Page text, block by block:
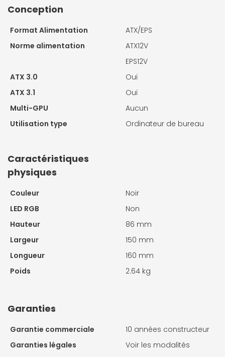
Conception
Format Alimentation
ATX/EPS
Norme alimentation
ATX12V
EPS12V
ATX 3.0
Oui
ATX 3.1
Oui
Multi-GPU
Aucun
Utilisation type
Ordinateur de bureau
Caractéristiques
physiques
Couleur
Noir
LED RGB
Non
Hauteur
86 mm
Largeur
150 mm
Longueur
160 mm
Poids
2.64 kg
Garanties
Garantie commerciale
10 années constructeur
Garanties légales
Voir les modalités